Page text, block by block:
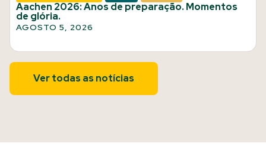
Aachen 2026: Anos de preparação. Momentos
de glória.
AGOSTO 5, 2026
Ver todas as notícias